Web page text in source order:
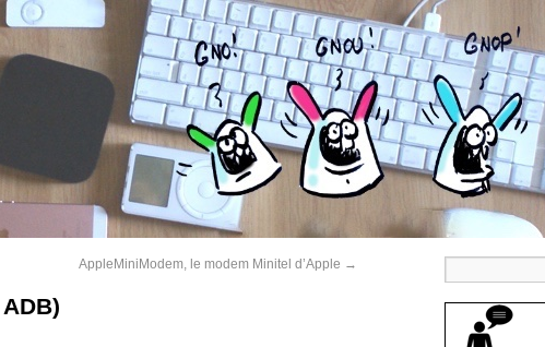
AppleMiniModem, le modem Minitel d’Apple →